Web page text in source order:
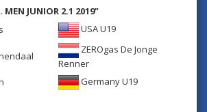
MEN JUNIOR 2.1 2019"
USA U19
ZEROgas De Jonge
Renner
Germany U19